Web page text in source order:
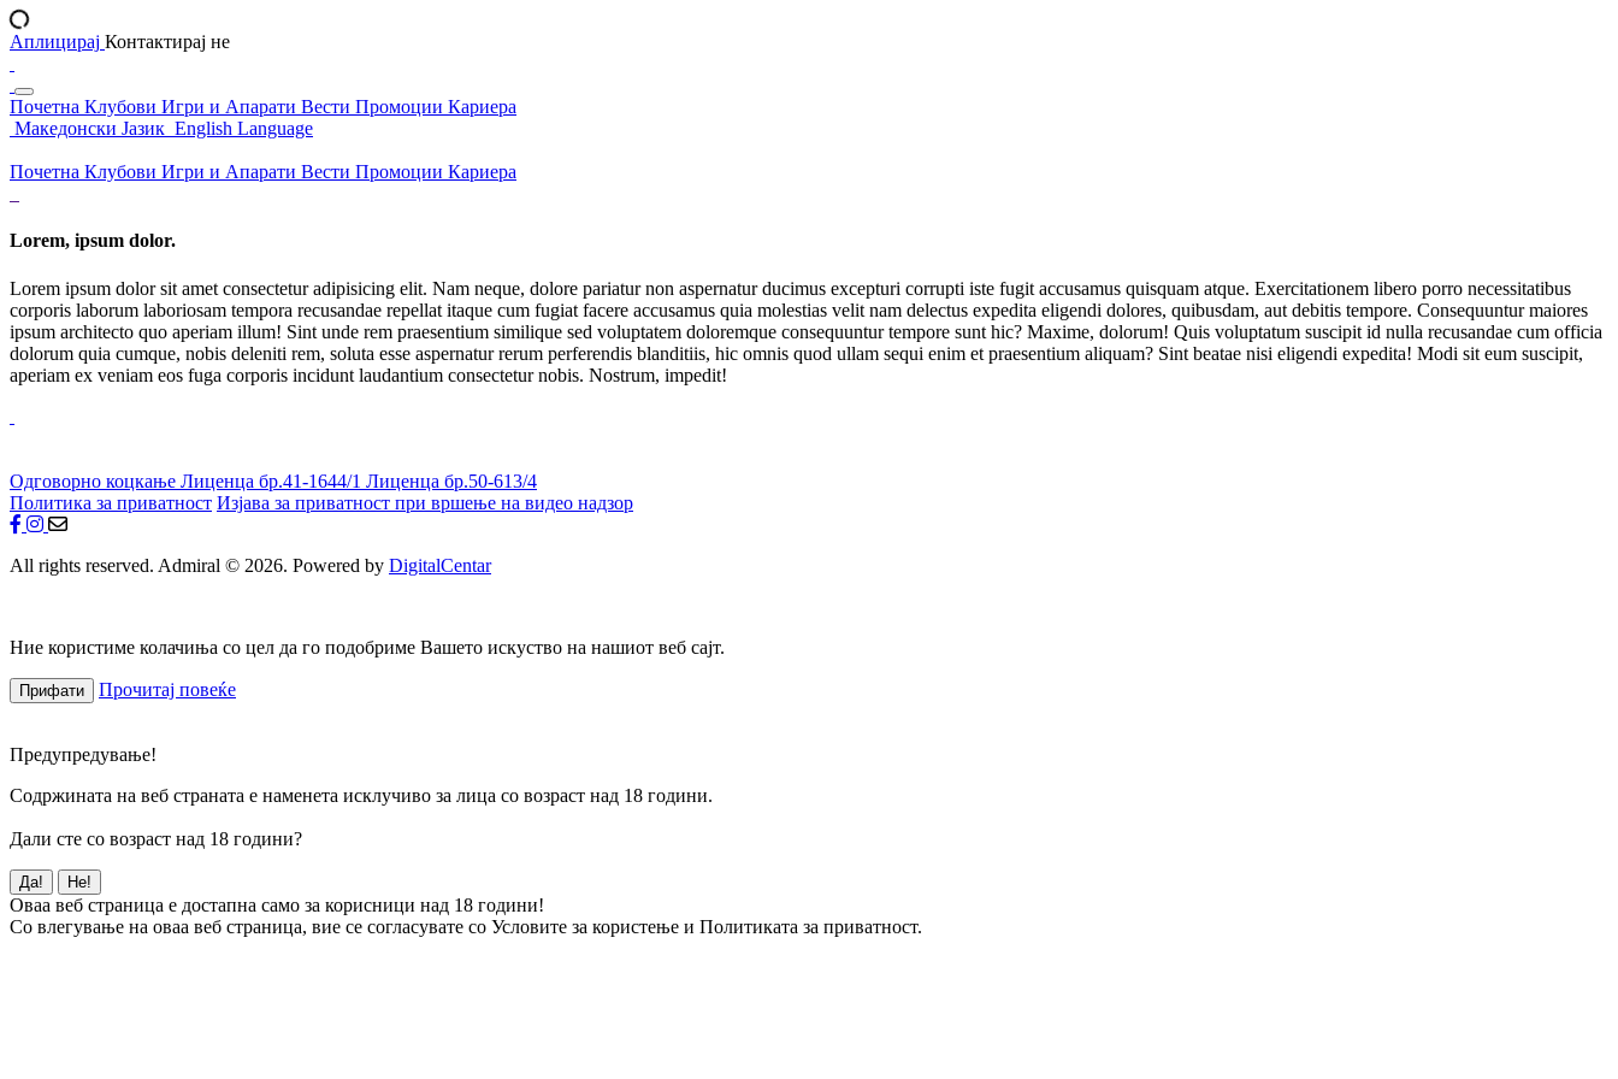
Аплицирај Контактирај не
Почетна Клубови Игри и Апарати Вести Промоции Кариера
Македонски Јазик English Language
Почетна Клубови Игри и Апарати Вести Промоции Кариера
Lorem, ipsum dolor.
Lorem ipsum dolor sit amet consectetur adipisicing elit. Nam neque, dolore pariatur non aspernatur ducimus excepturi corrupti iste fugit accusamus quisquam atque. Exercitationem libero porro necessitatibus
corporis laborum laboriosam tempora recusandae repellat itaque cum fugiat facere accusamus quia molestias velit nam delectus expedita eligendi dolores, quibusdam, aut debitis tempore. Consequuntur maiores
ipsum architecto quo aperiam illum! Sint unde rem praesentium similique sed voluptatem doloremque consequuntur tempore sunt hic? Maxime, dolorum! Quis voluptatum suscipit id nulla recusandae cum officia
dolorum quia cumque, nobis deleniti rem, soluta esse aspernatur rerum perferendis blanditiis, hic omnis quod ullam sequi enim et praesentium aliquam? Sint beatae nisi eligendi expedita! Modi sit eum suscipit,
aperiam ex veniam eos fuga corporis incidunt laudantium consectetur nobis. Nostrum, impedit!
Одговорно коцкање Лиценца бр.41-1644/1 Лиценца бр.50-613/4
Политика за приватност Изјава за приватност при вршење на видео надзор
All rights reserved. Admiral © 2026. Powered by DigitalCentar
Ние користиме колачиња со цел да го подобриме Вашето искуство на нашиот веб сајт.
Прифати Прочитај повеќе
Предупредување!
Содржината на веб страната е наменета исклучиво за лица со возраст над 18 години.
Дали сте со возраст над 18 години?
Да! Не!
Оваа веб страница е достапна само за корисници над 18 години!
Со влегување на оваа веб страница, вие се согласувате со Условите за користење и Политиката за приватност.